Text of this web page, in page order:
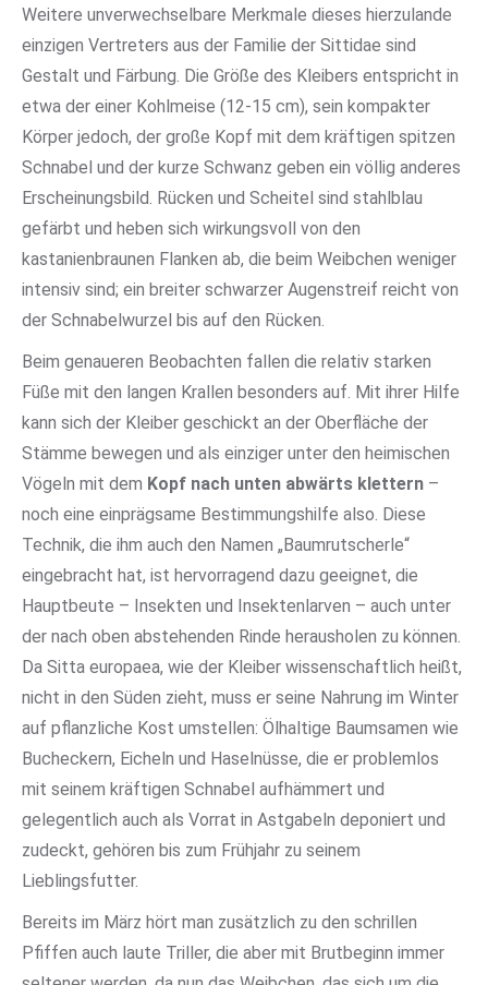
Weitere unverwechselbare Merkmale dieses hierzulande
einzigen Vertreters aus der Familie der Sittidae sind
Gestalt und Färbung. Die Größe des Kleibers entspricht in
etwa der einer Kohlmeise (12-15 cm), sein kompakter
Körper jedoch, der große Kopf mit dem kräftigen spitzen
Schnabel und der kurze Schwanz geben ein völlig anderes
Erscheinungsbild. Rücken und Scheitel sind stahlblau
gefärbt und heben sich wirkungsvoll von den
kastanienbraunen Flanken ab, die beim Weibchen weniger
intensiv sind; ein breiter schwarzer Augenstreif reicht von
der Schnabelwurzel bis auf den Rücken.
Beim genaueren Beobachten fallen die relativ starken
Füße mit den langen Krallen besonders auf. Mit ihrer Hilfe
kann sich der Kleiber geschickt an der Oberfläche der
Stämme bewegen und als einziger unter den heimischen
Vögeln mit dem Kopf nach unten abwärts klettern –
noch eine einprägsame Bestimmungshilfe also. Diese
Technik, die ihm auch den Namen „Baumrutscherle“
eingebracht hat, ist hervorragend dazu geeignet, die
Hauptbeute – Insekten und Insektenlarven – auch unter
der nach oben abstehenden Rinde herausholen zu können.
Da Sitta europaea, wie der Kleiber wissenschaftlich heißt,
nicht in den Süden zieht, muss er seine Nahrung im Winter
auf pflanzliche Kost umstellen: Ölhaltige Baumsamen wie
Bucheckern, Eicheln und Haselnüsse, die er problemlos
mit seinem kräftigen Schnabel aufhämmert und
gelegentlich auch als Vorrat in Astgabeln deponiert und
zudeckt, gehören bis zum Frühjahr zu seinem
Lieblingsfutter.
Bereits im März hört man zusätzlich zu den schrillen
Pfiffen auch laute Triller, die aber mit Brutbeginn immer